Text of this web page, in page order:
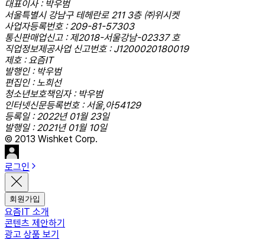
대표이사 : 박우범
서울특별시 강남구 테헤란로 211 3층 ㈜위시켓
사업자등록번호 : 209-81-57303
통신판매업신고 : 제2018-서울강남-02337 호
직업정보제공사업 신고번호 : J1200020180019
제호 : 요즘IT
발행인 : 박우범
편집인 : 노희선
청소년보호책임자 : 박우범
인터넷신문등록번호 : 서울,아54129
등록일 : 2022년 01월 23일
발행일 : 2021년 01월 10일
© 2013 Wishket Corp.
로그인
회원가입
요즘IT 소개
콘텐츠 제안하기
광고 상품 보기